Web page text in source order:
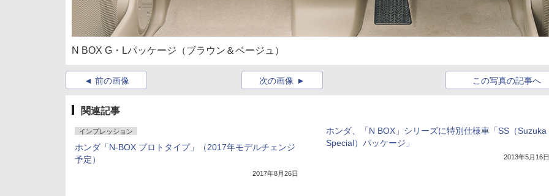
N BOX G・Lパッケージ（ブラウン＆ベージュ）
前の画像 この写真の記事へ
次の画像
関連記事
インプレッション
ホンダ「N-BOX プロトタイプ」（2017年モデルチェンジ
予定）
2017年8月26日
ホンダ、「N BOX」シリーズに特別仕様車「SS（Suzuka
Special）パッケージ」
2013年5月16日